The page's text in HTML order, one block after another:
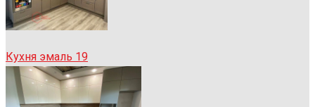
Кухня эмаль 19